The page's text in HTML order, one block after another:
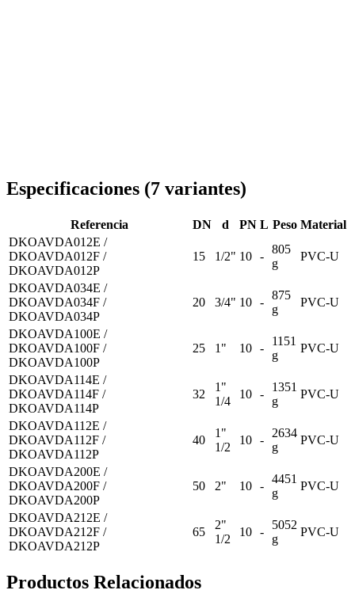
Especificaciones (7 variantes)
Referencia DN d PN L Peso Material
DKOAVDA012E /
DKOAVDA012F /
DKOAVDA012P
15 1/2" 10 -
805
g
PVC-U
DKOAVDA034E /
DKOAVDA034F /
DKOAVDA034P
20 3/4" 10 -
875
g
PVC-U
DKOAVDA100E /
DKOAVDA100F /
DKOAVDA100P
25 1" 10 -
1151
g
PVC-U
DKOAVDA114E /
DKOAVDA114F /
DKOAVDA114P
32
1"
1/4
10 -
1351
g
PVC-U
DKOAVDA112E /
DKOAVDA112F /
DKOAVDA112P
40
1"
1/2
10 -
2634
g
PVC-U
DKOAVDA200E /
DKOAVDA200F /
DKOAVDA200P
50 2" 10 -
4451
g
PVC-U
DKOAVDA212E /
DKOAVDA212F /
DKOAVDA212P
65
2"
1/2
10 -
5052
g
PVC-U
Productos Relacionados